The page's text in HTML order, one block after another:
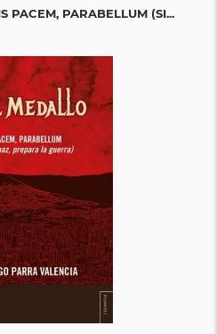
PACEM, PARABELLUM (SI...